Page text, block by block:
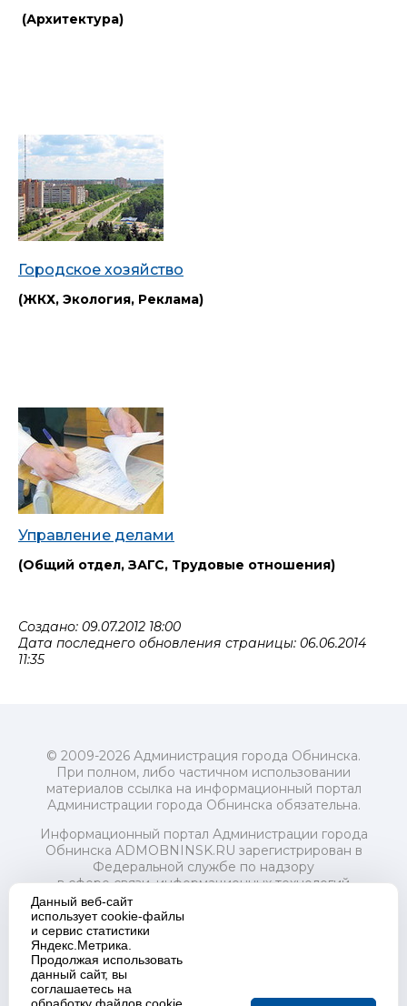
(Архитектура)
Городское хозяйство
(ЖКХ, Экология, Реклама)
Управление делами
(Общий отдел, ЗАГС, Трудовые отношения)
Создано: 09.07.2012 18:00
Дата последнего обновления страницы: 06.06.2014
11:35
© 2009-2026 Администрация города Обнинска.
При полном, либо частичном использовании
материалов ссылка на информационный портал
Администрации города Обнинска обязательна.
Информационный портал Администрации города
Обнинска ADMOBNINSK.RU зарегистрирован в
Федеральной службе по надзору
в сфере связи, информационных технологий
и массовых коммуникаций (Роскомнадзор) 24 июля
2018 года.
Свидетельство о регистрации Эл № ФС77-73321
Учредитель: Администрация (исполнительно-
распорядительный орган) городского округа "Город
Обнинск". Главный редактор: Байкова Е.А.
Данный веб-сайт
использует cookie-файлы
и сервис статистики
Яндекс.Метрика.
Продолжая использовать
данный сайт, вы
соглашаетесь на